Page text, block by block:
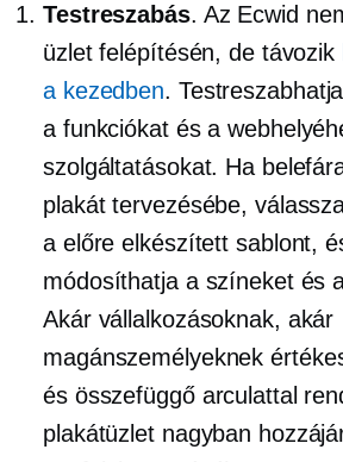
Testreszabás. Az Ecwid
üzlet felépítésén, de távozik
a kezedben.
a funkciókat és a
szolgáltatásokat. Ha
plakát tervezésébe,
a előre elkészített sablont,
módosíthatja a színeket és
Akár vállalkozásoknak, akár
magánszemélyeknek
és összefüggő arculattal
plakátüzlet nagyban